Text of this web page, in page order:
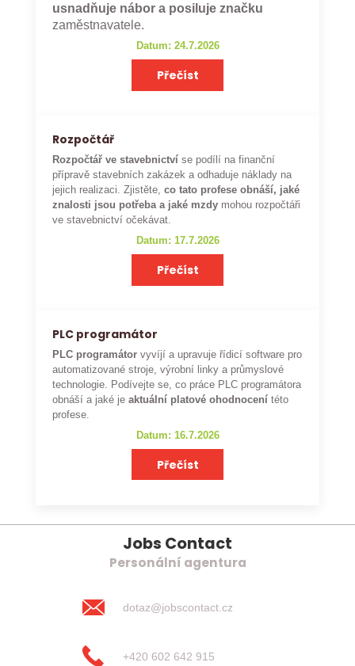
usnadňuje nábor a posiluje značku
zaměstnavatele.
Datum: 24.7.2026
Přečíst
Rozpočtář
Rozpočtář ve stavebnictví se podílí na finanční
přípravě stavebních zakázek a odhaduje náklady na
jejich realizaci. Zjistěte,co tato profese obnáší, jaké
znalosti jsou potřeba a jaké mzdy mohou rozpočtáři
ve stavebnictví očekávat.
Datum: 17.7.2026
Přečíst
PLC programátor
PLC programátor vyvíjí a upravuje řídicí software pro
automatizované stroje, výrobní linky a průmyslové
technologie. Podívejte se, co práce PLC programátora
obnáší a jaké je aktuální platové ohodnocení této
profese.
Datum: 16.7.2026
Přečíst
Jobs Contact
Personální agentura
dotaz@jobscontact.cz
+420 602 642 915